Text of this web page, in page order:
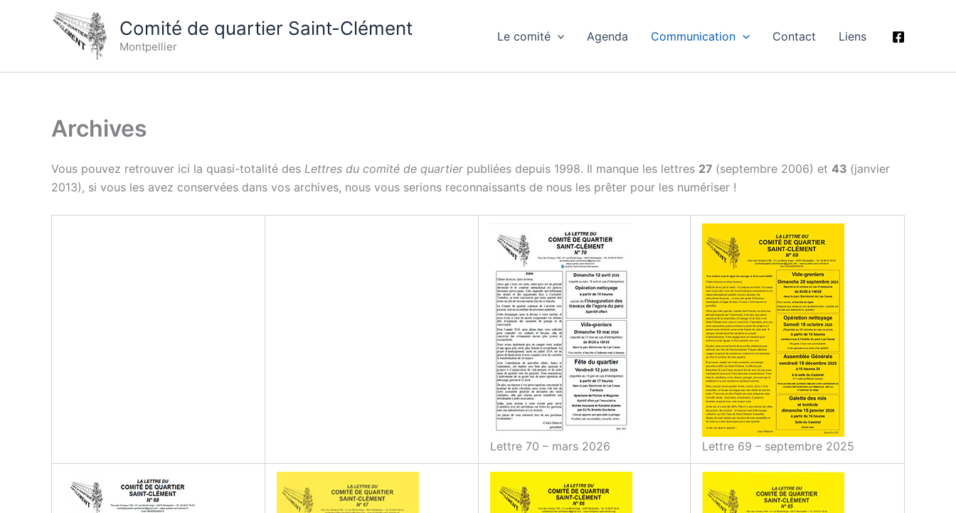
Comité de quartier Saint-Clément
Montpellier
Le comité Agenda Communication Contact Liens
Archives
Vous pouvez retrouver ici la quasi-totalité des Lettres du comité de quartierpubliées depuis 1998. Il manque les lettres 27 (septembre 2006) et 43 (janvier
2013), si vous les avez conservées dans vos archives, nous vous serions reconnaissants de nous les prêter pour les numériser !
Lettre 70 – mars 2026 Lettre 69 – septembre 2025